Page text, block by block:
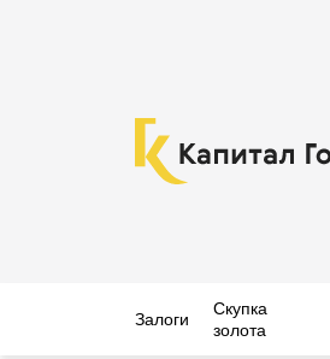
Залоги
Скупка
золота